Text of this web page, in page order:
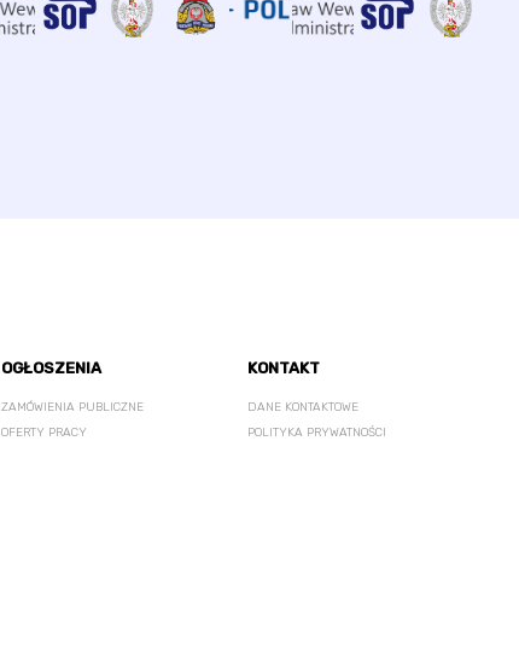
OGŁOSZENIA
ZAMÓWIENIA PUBLICZNE
OFERTY PRACY
KONTAKT
DANE KONTAKTOWE
POLITYKA PRYWATNOŚCI